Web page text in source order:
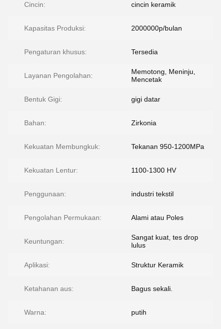
Cincin: cincin keramik
Kapasitas Produksi: 2000000p/bulan
Pengaturan khusus: Tersedia
Layanan Pengolahan:
Memotong, Meninju,
Mencetak
Bentuk Gigi: gigi datar
Bahan: Zirkonia
Kekuatan Membungkuk: Tekanan 950-1200MPa
Kekuatan Lentur: 1100-1300 HV
Penggunaan: industri tekstil
Pengolahan Permukaan: Alami atau Poles
Keuntungan:
Sangat kuat, tes drop
lulus
Aplikasi: Struktur Keramik
Ketahanan aus: Bagus sekali.
Warna: putih